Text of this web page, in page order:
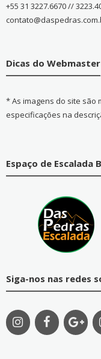
+55 31 3227.6670 //
Dicas do Webmaster
* As imagens do site são
especificações na
Espaço de Escalada
Siga-nos nas redes